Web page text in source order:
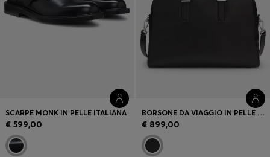
SCARPE MONK IN PELLE ITALIANA
€ 599,00
BORSONE DA VIAGGIO IN PELLE CON LOGO GOFFRATO
€ 899,00